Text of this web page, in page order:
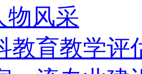
物风采
教育教学评